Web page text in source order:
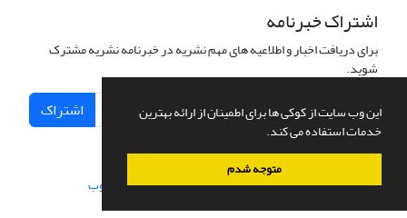
این وب سایت از کوکی ها برای اطمینان از ارائه بهترین
خدمات استفاده می کند.
متوجه شدم
اشتراک خبرنامه
برای دریافت اخبار و اطلاعیه های مهم نشریه در خبرنامه نشریه مشترک
شوید.
اشتراک
سامانه مدیریت نشریات علمی.طراحی و پیاده سازی از سیناوب